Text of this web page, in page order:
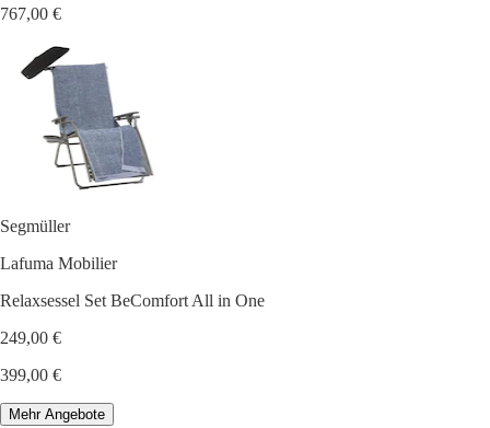
767,00 €
Segmüller
Lafuma Mobilier
Relaxsessel Set BeComfort All in One
249,00 €
399,00 €
Mehr Angebote